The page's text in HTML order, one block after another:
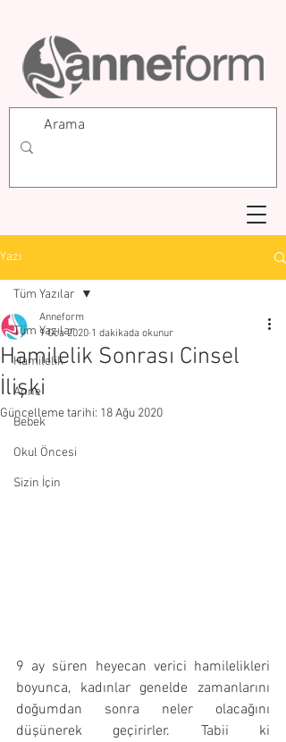
Yazı
Tüm Yazılar
Hamilelik
Anne
Bebek
Okul Öncesi
Sizin İçin
Tüm Yazılar
Hamilelik Sonrası Cinsel
İlişki
Anneform
9 Oca 2020 1 dakikada okunur
Güncelleme tarihi: 18 Ağu 2020
9 ay süren heyecan verici hamilelikleri
boyunca, kadınlar genelde zamanlarını
doğumdan sonra neler olacağını
düşünerek geçirirler. Tabii ki